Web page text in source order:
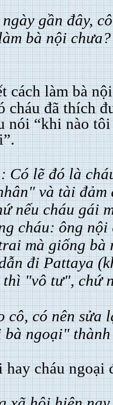
gần đây,
bà nội
cách làm bà
cháu đã thích
nói “khi nào
Có lẽ đó là
và tài
nếu cháu gái
cháu: ông
mà giống
đi Pattaya
"vô tư", chứ
cô, có nên
bà ngoại"
hay cháu ngoại